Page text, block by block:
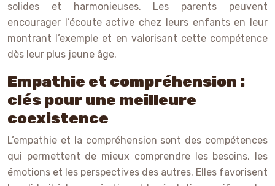
solides et harmonieuses. Les parents peuvent
encourager l’écoute active chez leurs enfants en leur
montrant l’exemple et en valorisant cette compétence
dès leur plus jeune âge.
Empathie et compréhension :
clés pour une meilleure
coexistence
L’empathie et la compréhension sont des compétences
qui permettent de mieux comprendre les besoins, les
émotions et les perspectives des autres. Elles favorisent